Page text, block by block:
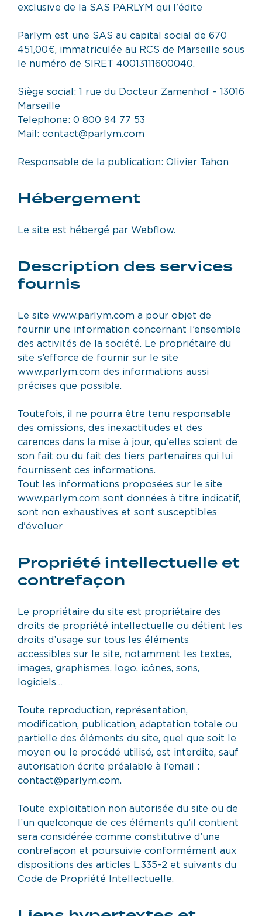
exclusive de la SAS PARLYM qui l'édite
Parlym est une SAS au capital social de 670
451,00€, immatriculée au RCS de Marseille sous
le numéro de SIRET 40013111600040.
Siège social: 1 rue du Docteur Zamenhof - 13016
Marseille
Telephone: 0 800 94 77 53
Mail: contact@parlym.com
Responsable de la publication: Olivier Tahon
Hébergement
Le site est hébergé par Webflow.
Description des services
fournis
Le site www.parlym.com a pour objet de
fournir une information concernant l’ensemble
des activités de la société. Le propriétaire du
site s’efforce de fournir sur le site
www.parlym.com des informations aussi
précises que possible.
Toutefois, il ne pourra être tenu responsable
des omissions, des inexactitudes et des
carences dans la mise à jour, qu'elles soient de
son fait ou du fait des tiers partenaires qui lui
fournissent ces informations.
Tout les informations proposées sur le site
www.parlym.com sont données à titre indicatif,
sont non exhaustives et sont susceptibles
d'évoluer
Propriété intellectuelle et
contrefaçon
Le propriétaire du site est propriétaire des
droits de propriété intellectuelle ou détient les
droits d’usage sur tous les éléments
accessibles sur le site, notamment les textes,
images, graphismes, logo, icônes, sons,
logiciels…
Toute reproduction, représentation,
modification, publication, adaptation totale ou
partielle des éléments du site, quel que soit le
moyen ou le procédé utilisé, est interdite, sauf
autorisation écrite préalable à l’email :
contact@parlym.com.
Toute exploitation non autorisée du site ou de
l’un quelconque de ces éléments qu’il contient
sera considérée comme constitutive d’une
contrefaçon et poursuivie conformément aux
dispositions des articles L.335-2 et suivants du
Code de Propriété Intellectuelle.